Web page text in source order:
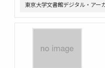
東京大学文書館デジタル・アー